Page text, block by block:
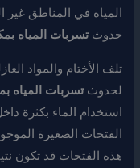
المياه في المناطق
حدوثتسربات المياه
تلف الأختام والمواد
لحدوثتسربات المياه
استخدام الماء بكثرة
الفتحات الصغيرة
هذه الفتحات قد تكون